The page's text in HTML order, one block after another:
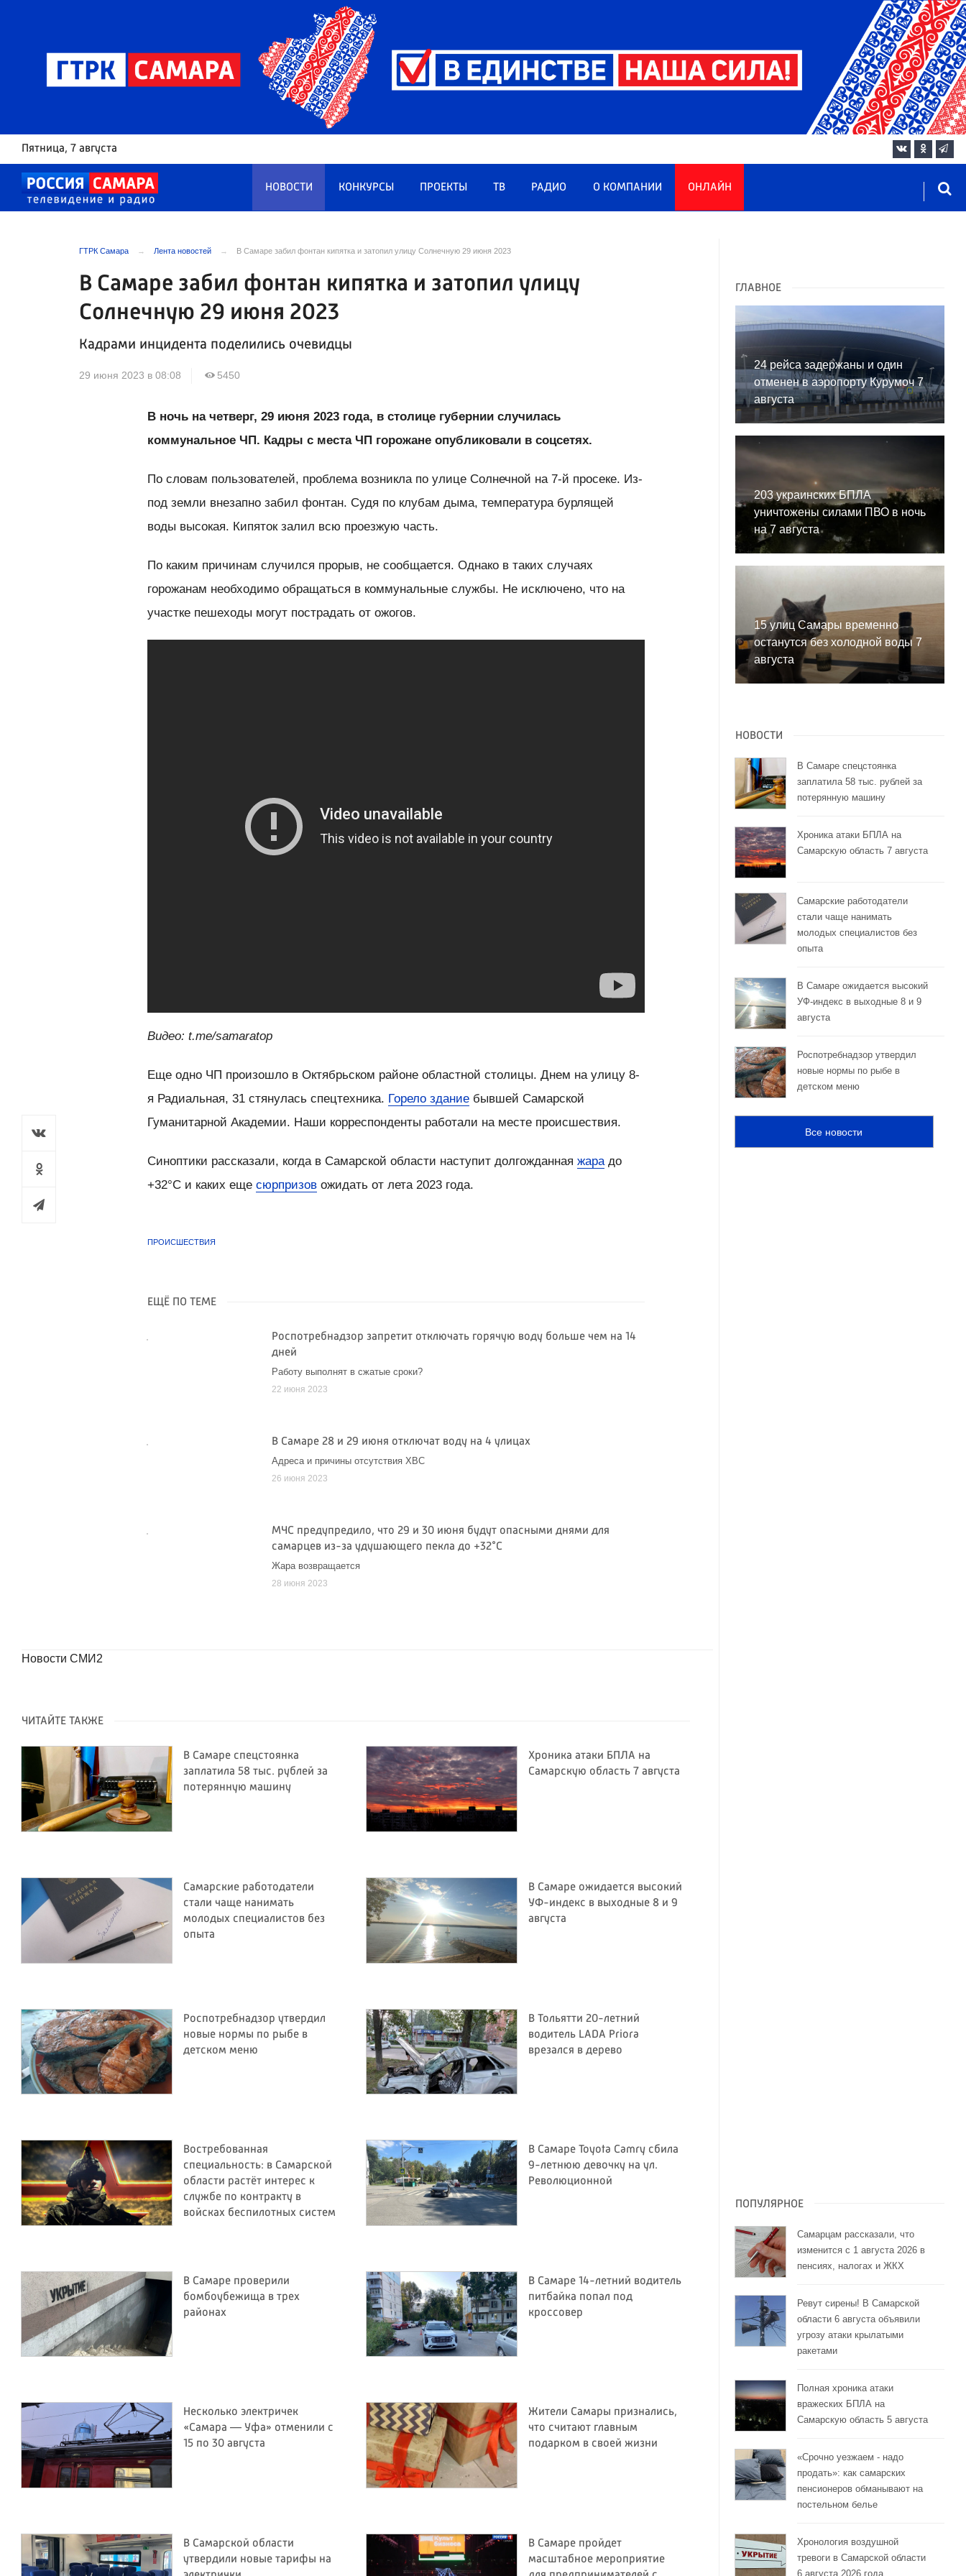
Пятница, 7 августа
НОВОСТИ КОНКУРСЫ ПРОЕКТЫ ТВ РАДИО О КОМПАНИИ ОНЛАЙН
ГТРК Самара Лента новостей В Самаре забил фонтан кипятка и затопил улицу Солнечную 29 июня 2023
В Самаре забил фонтан кипятка и затопил улицу
Солнечную 29 июня 2023
Кадрами инцидента поделились очевидцы
29 июня 2023 в 08:08 5450
В ночь на четверг, 29 июня 2023 года, в столице губернии случилась
коммунальное ЧП. Кадры с места ЧП горожане опубликовали в соцсетях.
По словам пользователей, проблема возникла по улице Солнечной на 7-й просеке. Из-
под земли внезапно забил фонтан. Судя по клубам дыма, температура бурлящей
воды высокая. Кипяток залил всю проезжую часть.
По каким причинам случился прорыв, не сообщается. Однако в таких случаях
горожанам необходимо обращаться в коммунальные службы. Не исключено, что на
участке пешеходы могут пострадать от ожогов.
Видео: t.me/samaratop
Еще одно ЧП произошло в Октябрьском районе областной столицы. Днем на улицу 8-
я Радиальная, 31 стянулась спецтехника. Горело здание бывшей Самарской
Гуманитарной Академии. Наши корреспонденты работали на месте происшествия.
Синоптики рассказали, когда в Самарской области наступит долгожданнаяжара до
+32°C и каких ещесюрпризов ожидать от лета 2023 года.
ПРОИСШЕСТВИЯ
ЕЩЁ ПО ТЕМЕ
Роспотребнадзор запретит отключать горячую воду больше чем на 14
дней
Работу выполнят в сжатые сроки?
22 июня 2023
В Самаре 28 и 29 июня отключат воду на 4 улицах
Адреса и причины отсутствия ХВС
26 июня 2023
МЧС предупредило, что 29 и 30 июня будут опасными днями для
самарцев из-за удушающего пекла до +32°C
Жара возвращается
28 июня 2023
Новости СМИ2
ЧИТАЙТЕ ТАКЖЕ
В Самаре спецстоянка
заплатила 58 тыс. рублей за
потерянную машину
Хроника атаки БПЛА на
Самарскую область 7 августа
Самарские работодатели
стали чаще нанимать
молодых специалистов без
опыта
В Самаре ожидается высокий
УФ-индекс в выходные 8 и 9
августа
Роспотребнадзор утвердил
новые нормы по рыбе в
детском меню
В Тольятти 20-летний
водитель LADA Priora
врезался в дерево
Востребованная
специальность: в Самарской
области растёт интерес к
службе по контракту в
войсках беспилотных систем
В Самаре Toyota Camry сбила
9-летнюю девочку на ул.
Революционной
В Самаре проверили
бомбоубежища в трех
районах
В Самаре 14-летний водитель
питбайка попал под
кроссовер
Несколько электричек
«Самара — Уфа» отменили с
15 по 30 августа
Жители Самары признались,
что считают главным
подарком в своей жизни
В Самарской области
утвердили новые тарифы на
В Самаре пройдет
масштабное мероприятие
ГЛАВНОЕ
24 рейса задержаны и один
отменен в аэропорту Курумоч 7
августа
203 украинских БПЛА
уничтожены силами ПВО в ночь
на 7 августа
15 улиц Самары временно
останутся без холодной воды 7
августа
НОВОСТИ
В Самаре спецстоянка
заплатила 58 тыс. рублей за
потерянную машину
Хроника атаки БПЛА на
Самарскую область 7 августа
Самарские работодатели
стали чаще нанимать
молодых специалистов без
опыта
В Самаре ожидается высокий
УФ-индекс в выходные 8 и 9
августа
Роспотребнадзор утвердил
новые нормы по рыбе в
детском меню
Все новости
ПОПУЛЯРНОЕ
Самарцам рассказали, что
изменится с 1 августа 2026 в
пенсиях, налогах и ЖКХ
Ревут сирены! В Самарской
области 6 августа объявили
угрозу атаки крылатыми
ракетами
Полная хроника атаки
вражеских БПЛА на
Самарскую область 5 августа
«Срочно уезжаем - надо
продать»: как самарских
пенсионеров обманывают на
постельном белье
Хронология воздушной
тревоги в Самарской области
6 августа 2026 года